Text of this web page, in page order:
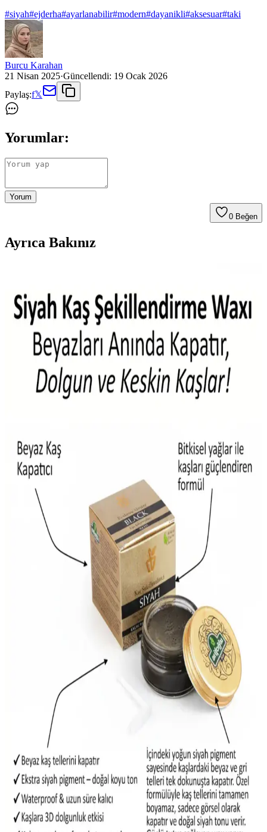
#siyah#ejderha#ayarlanabilir#modern#dayanikli#aksesuar#taki
Burcu Karahan
21 Nisan 2025·Güncellendi: 19 Ocak 2026
Paylaş:f𝕏
Yorumlar:
Yorum
0 Beğen
Ayrıca Bakınız
Özellikleri ve Kullanım Avantajları
Chavin'in 75 cm uzunluğundaki siyah erkek çelik zinciri, yüksek
kaliteli paslanmaz çelik ve estetik tasarımıyla dayanıklılık ve şıklık
sunar, günlük ve özel kullanımlar için ideal bir aksesuar.
Siyah Kızıl Saç Rengi: Derinlik ve Hareketlilik
Sağlayan Popüler Renk Kombinasyonu
Siyah kızıl saç rengi, koyu tonlarda sıcaklık ve derinlik sunar.
Paslanmaz Çelik Siyah Renkli Cımbızlar: Estetik ve
Dayanıklılık Sunan Güzellik Aksesuarları
Paslanmaz çelik siyah cımbızlar, estetik görünüm ve hijyen sağlar,
dayanıklı yapısıyla uzun ömürlü kullanım sunar. Ergonomik
tasarımıyla profesyonel ve bireysel bakımda tercih edilir.
Hızlı ve Pratik Siyah Sprey Saç Boyama Ürünleri:
Kullanım ve Güvenlik İpuçları
Siyah sprey saç boyaları, hızlı ve geçici renk değişimi sağlar, kolay
kullanılır, güvenli ve çeşitli etkinliklerde tercih edilir. Saçlara zarar
vermeden anında yeni görünüm kazanmanıza imkan tanır.
Ahel Kaş ve Kirpik Boyası Siyah Kripik: Doğal ve
Kalıcı Sonuçlar İçin Güvenilir Çözüm
Ahel Kozmetik'in Siyah Kripik kaş ve kirpik boyası, doğal görünüm
ve uzun süreli kalıcılık sağlar. Dermatolojik testli, çevre dostu ve
kolay uygulanabilir yapısıyla güzellik rutininizin vazgeçilmez
Garnier Color Shampoo Retouch Şampuan ile Hızlı
ve Kalıcı Siyah Saç Rengi Uygulaması
Garnier Color Shampoo Retouch, hızlı ve etkili siyah saç kapatma,
amonyaksız formülü ve kolay kullanımıyla saçlarınızı sağlıklı ve
parlak tutar, zaman kazandırır ve doğal görünüm sağlar.
Siyah Sprey Saç Boyası: Hızlı ve Pratik Renk
Değişimi İçin En Uygun Çözüm
Siyah sprey saç boyası, hızlı ve kolay uygulamasıyla geçici renk
değişimi sağlar, saçlara zarar vermez ve zaman tasarrufu sunar,